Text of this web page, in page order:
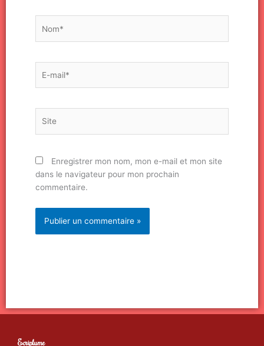
mail*
Enregistrer mon nom, mon e-mail et mon site
dans le navigateur pour mon prochain
commentaire.
Ecriplume